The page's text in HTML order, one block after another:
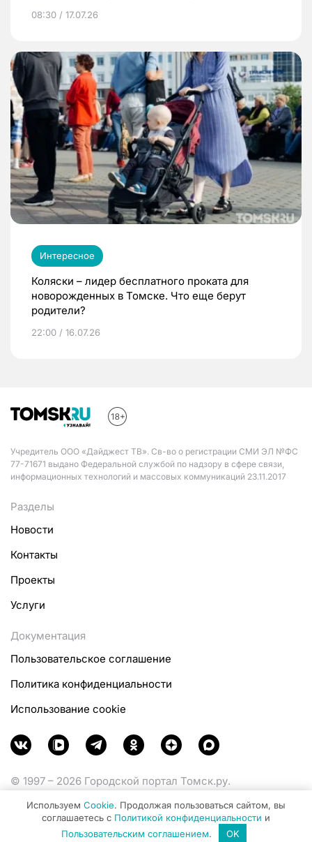
08:30 / 17.07.26
Интересное
Коляски – лидер бесплатного проката для
новорожденных в Томске. Что еще берут
родители?
22:00 / 16.07.26
Учредитель ООО «Дайджест ТВ». Св-во о регистрации СМИ ЭЛ №ФС
77-71671 выдано Федеральной службой по надзору в сфере связи,
информационных технологий и массовых коммуникаций 23.11.2017
Разделы
Новости
Контакты
Проекты
Услуги
Документация
Пользовательское соглашение
Политика конфиденциальности
Использование cookie
© 1997 – 2026 Городской портал Томск.ру.
Министерства цифрового развития, связи и массовых
коммуникаций Российской Федерации.
Используем Cookie. Продолжая пользоваться сайтом, вы
соглашаетесь с Политикой конфиденциальности и
Пользовательским соглашением. OK